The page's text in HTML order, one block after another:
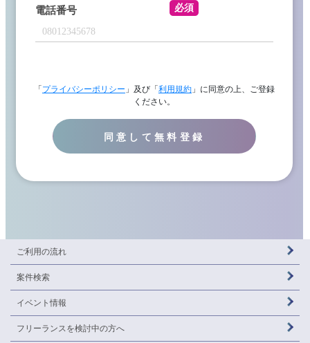
電話番号 必須
「 プライバシーポリシー 」及び「 利用規約」に同意の上、ご登録
ください。
同意して無料登録
ご利用の流れ
案件検索
イベント情報
フリーランスを検討中の方へ